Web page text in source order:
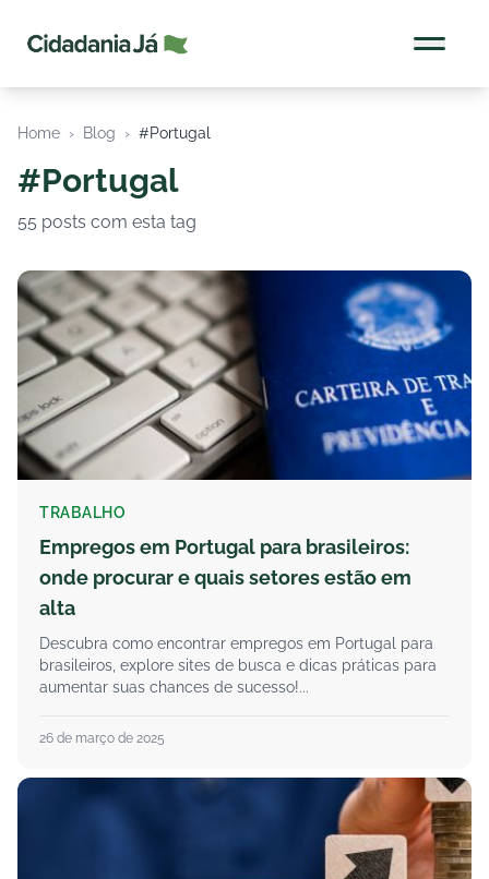
Home › Blog › #Portugal
#Portugal
55 posts com esta tag
TRABALHO
Empregos em Portugal para brasileiros:
onde procurar e quais setores estão em
alta
Descubra como encontrar empregos em Portugal para
brasileiros, explore sites de busca e dicas práticas para
aumentar suas chances de sucesso!...
26 de março de 2025